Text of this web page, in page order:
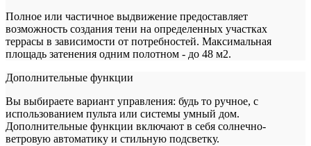
Полное или частичное выдвижение предоставляет
возможность создания тени на определенных участках
террасы в зависимости от потребностей. Максимальная
площадь затенения одним полотном - до 48 м2.
Дополнительные функции
Вы выбираете вариант управления: будь то ручное, с
использованием пульта или системы умный дом.
Дополнительные функции включают в себя солнечно-
ветровую автоматику и стильную подсветку.